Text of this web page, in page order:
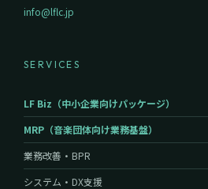
info@lflc.jp
SERVICES
LF Biz（中小企業向けパッケージ）
MRP（音楽団体向け業務基盤）
業務改善・BPR
システム・DX支援